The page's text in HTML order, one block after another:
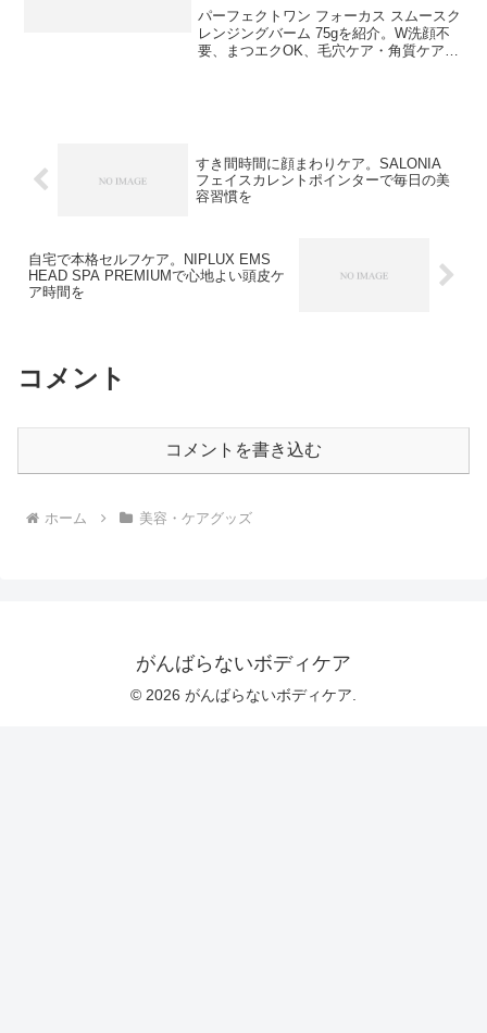
パーフェクトワン フォーカス スムースク
レンジングバーム 75gを紹介。W洗顔不
要、まつエクOK、毛穴ケア・角質ケアま
すき間時間に顔まわりケア。SALONIA
フェイスカレントポインターで毎日の美
容習慣を
自宅で本格セルフケア。NIPLUX EMS
HEAD SPA PREMIUMで心地よい頭皮ケ
ア時間を
コメント
コメントを書き込む
ホーム 美容・ケアグッズ
がんばらないボディケア
© 2026 がんばらないボディケア.